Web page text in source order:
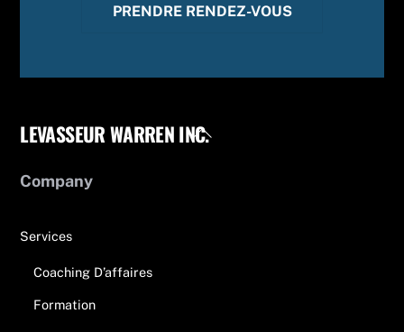
PRENDRE RENDEZ-VOUS
Back
LEVASSEUR WARREN INC.
Company
Services
Coaching D’affaires
Formation